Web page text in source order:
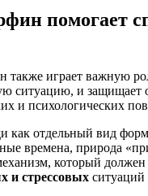
помогает
также играет важную
ситуацию, и защищает
и психологических
как отдельный вид
времена, природа
который должен
и стрессовых ситуаций